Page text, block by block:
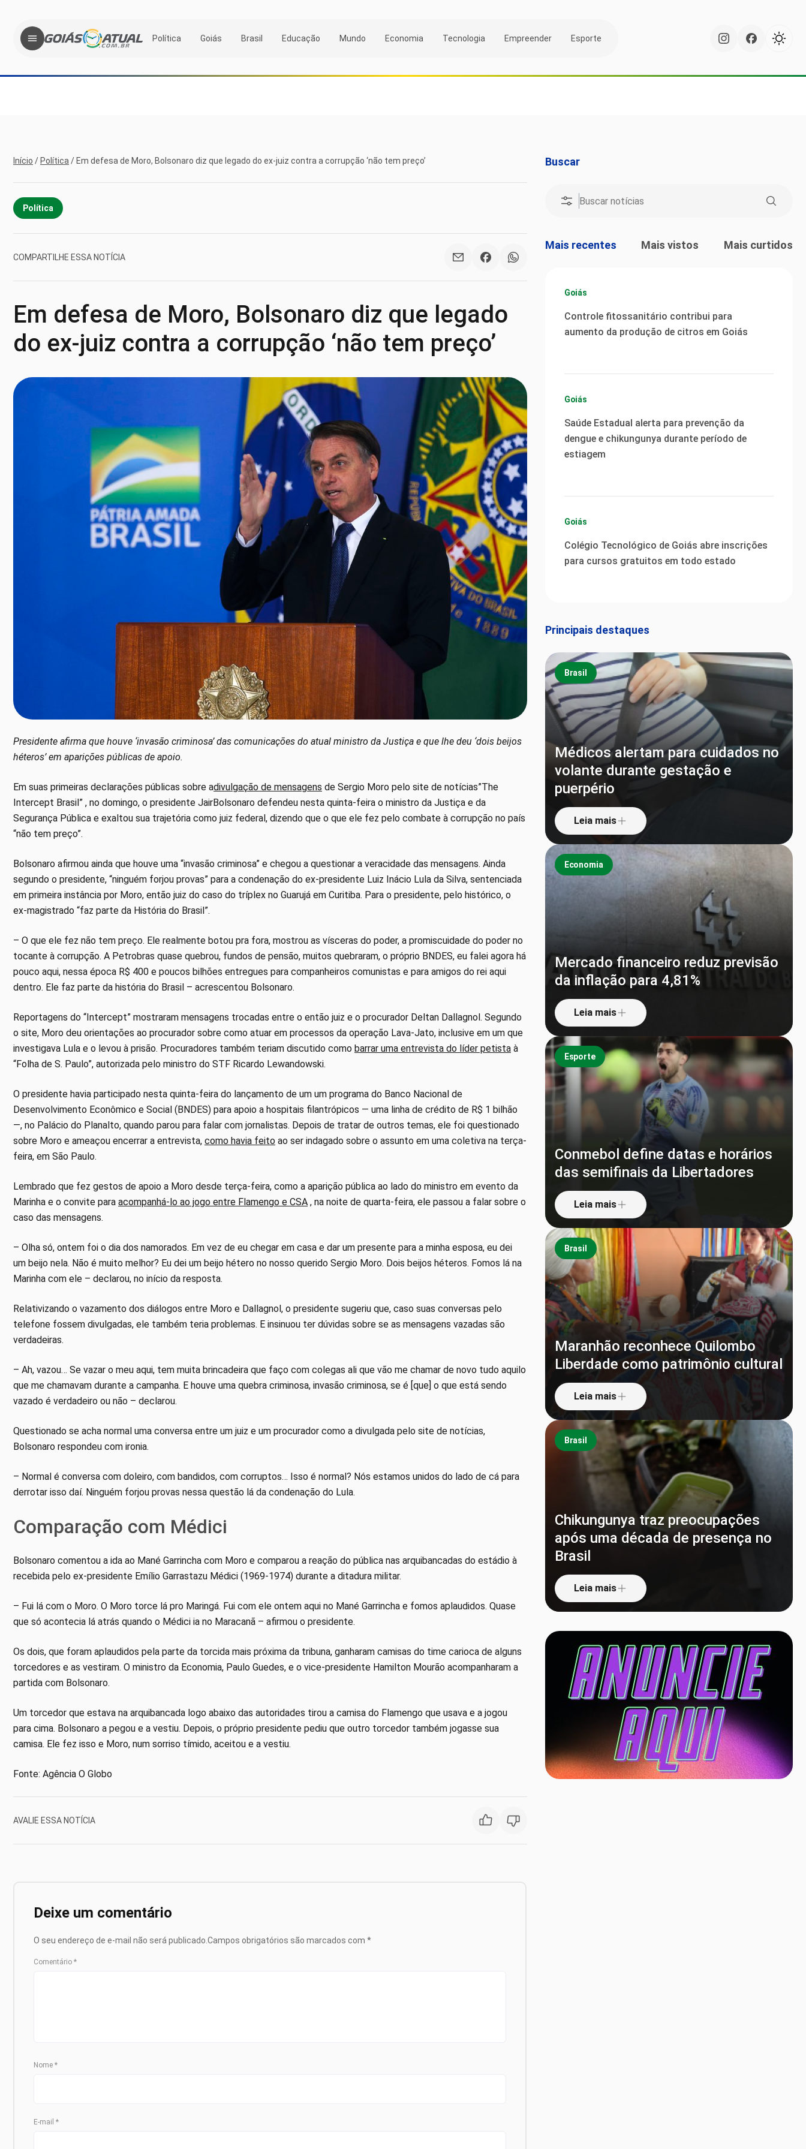
Política Goiás Brasil Educação Mundo Economia Tecnologia Empreender Esporte
Início / Política / Em defesa de Moro, Bolsonaro diz que legado do ex-juiz contra a corrupção ‘não tem preço’
Política
COMPARTILHE ESSA NOTÍCIA
Em defesa de Moro, Bolsonaro diz que legado
do ex-juiz contra a corrupção ‘não tem preço’
Presidente afirma que houve ‘invasão criminosa’ das comunicações do atual ministro da Justiça e que lhe deu ‘dois beijos
héteros’ em aparições públicas de apoio.
Em suas primeiras declarações públicas sobre adivulgação de mensagens de Sergio Moro pelo site de notícias”The
Intercept Brasil” , no domingo, o presidente JairBolsonaro defendeu nesta quinta-feira o ministro da Justiça e da
Segurança Pública e exaltou sua trajetória como juiz federal, dizendo que o que ele fez pelo combate à corrupção no país
“não tem preço”.
Bolsonaro afirmou ainda que houve uma “invasão criminosa” e chegou a questionar a veracidade das mensagens. Ainda
segundo o presidente, “ninguém forjou provas” para a condenação do ex-presidente Luiz Inácio Lula da Silva, sentenciada
em primeira instância por Moro, então juiz do caso do tríplex no Guarujá em Curitiba. Para o presidente, pelo histórico, o
ex-magistrado “faz parte da História do Brasil”.
– O que ele fez não tem preço. Ele realmente botou pra fora, mostrou as vísceras do poder, a promiscuidade do poder no
tocante à corrupção. A Petrobras quase quebrou, fundos de pensão, muitos quebraram, o próprio BNDES, eu falei agora há
pouco aqui, nessa época R$ 400 e poucos bilhões entregues para companheiros comunistas e para amigos do rei aqui
dentro. Ele faz parte da história do Brasil – acrescentou Bolsonaro.
Reportagens do “Intercept” mostraram mensagens trocadas entre o então juiz e o procurador Deltan Dallagnol. Segundo
o site, Moro deu orientações ao procurador sobre como atuar em processos da operação Lava-Jato, inclusive em um que
investigava Lula e o levou à prisão. Procuradores também teriam discutido como barrar uma entrevista do líder petista à
“Folha de S. Paulo”, autorizada pelo ministro do STF Ricardo Lewandowski.
O presidente havia participado nesta quinta-feira do lançamento de um um programa do Banco Nacional de
Desenvolvimento Econômico e Social (BNDES) para apoio a hospitais filantrópicos — uma linha de crédito de R$ 1 bilhão
—, no Palácio do Planalto, quando parou para falar com jornalistas. Depois de tratar de outros temas, ele foi questionado
sobre Moro e ameaçou encerrar a entrevista, como havia feito ao ser indagado sobre o assunto em uma coletiva na terça-
feira, em São Paulo.
Lembrado que fez gestos de apoio a Moro desde terça-feira, como a aparição pública ao lado do ministro em evento da
Marinha e o convite para acompanhá-lo ao jogo entre Flamengo e CSA , na noite de quarta-feira, ele passou a falar sobre o
caso das mensagens.
– Olha só, ontem foi o dia dos namorados. Em vez de eu chegar em casa e dar um presente para a minha esposa, eu dei
um beijo nela. Não é muito melhor? Eu dei um beijo hétero no nosso querido Sergio Moro. Dois beijos héteros. Fomos lá na
Marinha com ele – declarou, no início da resposta.
Relativizando o vazamento dos diálogos entre Moro e Dallagnol, o presidente sugeriu que, caso suas conversas pelo
telefone fossem divulgadas, ele também teria problemas. E insinuou ter dúvidas sobre se as mensagens vazadas são
verdadeiras.
– Ah, vazou… Se vazar o meu aqui, tem muita brincadeira que faço com colegas ali que vão me chamar de novo tudo aquilo
que me chamavam durante a campanha. E houve uma quebra criminosa, invasão criminosa, se é [que] o que está sendo
vazado é verdadeiro ou não – declarou.
Questionado se acha normal uma conversa entre um juiz e um procurador como a divulgada pelo site de notícias,
Bolsonaro respondeu com ironia.
– Normal é conversa com doleiro, com bandidos, com corruptos… Isso é normal? Nós estamos unidos do lado de cá para
derrotar isso daí. Ninguém forjou provas nessa questão lá da condenação do Lula.
Comparação com Médici
Bolsonaro comentou a ida ao Mané Garrincha com Moro e comparou a reação do pública nas arquibancadas do estádio à
recebida pelo ex-presidente Emílio Garrastazu Médici (1969-1974) durante a ditadura militar.
– Fui lá com o Moro. O Moro torce lá pro Maringá. Fui com ele ontem aqui no Mané Garrincha e fomos aplaudidos. Quase
que só acontecia lá atrás quando o Médici ia no Maracanã – afirmou o presidente.
Os dois, que foram aplaudidos pela parte da torcida mais próxima da tribuna, ganharam camisas do time carioca de alguns
torcedores e as vestiram. O ministro da Economia, Paulo Guedes, e o vice-presidente Hamilton Mourão acompanharam a
partida com Bolsonaro.
Um torcedor que estava na arquibancada logo abaixo das autoridades tirou a camisa do Flamengo que usava e a jogou
para cima. Bolsonaro a pegou e a vestiu. Depois, o próprio presidente pediu que outro torcedor também jogasse sua
camisa. Ele fez isso e Moro, num sorriso tímido, aceitou e a vestiu.
Fonte: Agência O Globo
AVALIE ESSA NOTÍCIA
Deixe um comentário
O seu endereço de e-mail não será publicado. Campos obrigatórios são marcados com *
Comentário *
Nome *
E-mail *
Buscar
Mais recentes Mais vistos Mais curtidos
Goiás
Controle fitossanitário contribui para
aumento da produção de citros em Goiás
Goiás
Saúde Estadual alerta para prevenção da
dengue e chikungunya durante período de
estiagem
Goiás
Colégio Tecnológico de Goiás abre inscrições
para cursos gratuitos em todo estado
Principais destaques
Brasil
Médicos alertam para cuidados no
volante durante gestação e
puerpério
Leia mais
Economia
Mercado financeiro reduz previsão
da inflação para 4,81%
Leia mais
Esporte
Conmebol define datas e horários
das semifinais da Libertadores
Leia mais
Brasil
Maranhão reconhece Quilombo
Liberdade como patrimônio cultural
Leia mais
Brasil
Chikungunya traz preocupações
após uma década de presença no
Brasil
Leia mais